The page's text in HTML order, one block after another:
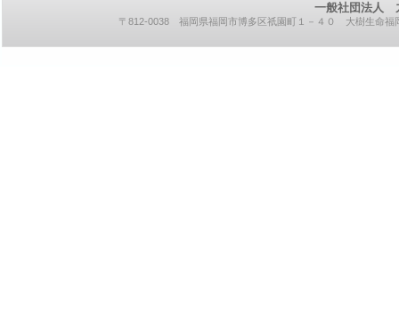
一般社団法人
〒812-0038 福岡県福岡市博多区祇園町１－４０ 大樹生命